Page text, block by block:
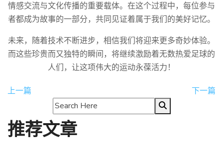
情感交流与文化传播的重要载体。在这个过程中，每位参与
者都成为故事的一部分，共同见证着属于我们的美好记忆。
未来，随着技术不断进步，相信我们将迎来更多奇妙体验。
而这些珍贵而又独特的瞬间，将继续激励着无数热爱足球的
人们，让这项伟大的运动永葆活力！
上一篇 下一篇
推荐文章